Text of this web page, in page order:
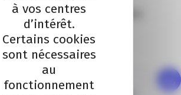
2019 à 11h00 au Port Gallice
PRESSE_Port
à vos centres
d’intérêt.
Certains cookies
sont nécessaires
au
fonctionnement